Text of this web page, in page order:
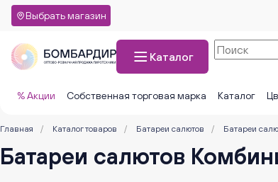
Выбрать магазин
Каталог
% Акции Собственная торговая марка Каталог
Главная / Каталог товаров / Батареи салютов / Батареи
Батареи салютов